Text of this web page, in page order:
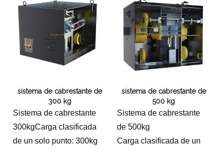
fácil mantenimiento.
Disponible como kit con
Flightcase y controlador
Funciona silenciosamente
con transmisión de 3
pasos y engranaje
helicoidal
Instalación sencilla de un
Presenta un diseño
poligonal para un fácil
mantenimiento.
Disponible como kit con
estuche de vuelo y
sistema de cabrestante de
300 kg
Sistema de cabrestante
300kgCarga clasificada
de un solo punto: 300kg
sistema de cabrestante de
500 kg
Sistema de cabrestante
de 500kg
Carga clasificada de un